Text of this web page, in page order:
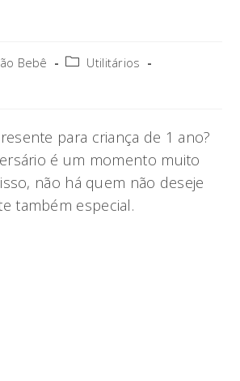
Bebê
PostUtilitários
para criança de 1 ano?
é um momento muito
não há quem não deseje
também especial.